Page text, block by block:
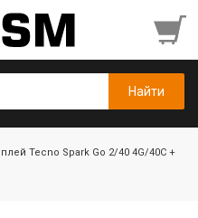
Tecno Spark Go 2/40 4G/40C +